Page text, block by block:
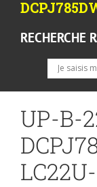
RECHERCHE
UP-B-